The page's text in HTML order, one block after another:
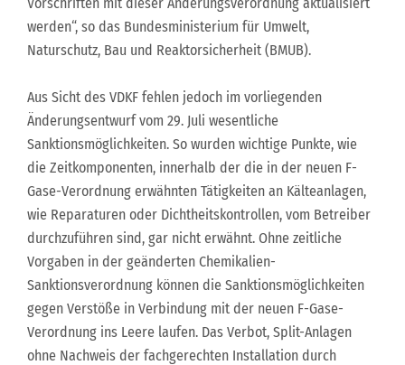
werden“, so das Bundesministerium für Umwelt,
Naturschutz, Bau und Reaktorsicherheit (BMUB).
Aus Sicht des VDKF fehlen jedoch im vorliegenden
Änderungsentwurf vom 29. Juli wesentliche
Sanktionsmöglichkeiten. So wurden wichtige Punkte, wie
die Zeitkomponenten, innerhalb der die in der neuen F-
Gase-Verordnung erwähnten Tätigkeiten an Kälteanlagen,
wie Reparaturen oder Dichtheitskontrollen, vom Betreiber
durchzuführen sind, gar nicht erwähnt. Ohne zeitliche
Vorgaben in der geänderten Chemikalien-
Sanktionsverordnung können die Sanktionsmöglichkeiten
gegen Verstöße in Verbindung mit der neuen F-Gase-
Verordnung ins Leere laufen. Das Verbot, Split-Anlagen
ohne Nachweis der fachgerechten Installation durch